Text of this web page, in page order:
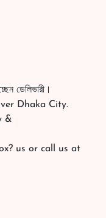
ডেলিভারী।
Dhaka City.
&
us or call us at